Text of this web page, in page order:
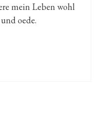
mein Leben wohl
oede.